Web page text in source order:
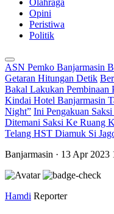
Olahraga
Opini
Peristiwa
Politik
ASN Pemko Banjarmasin
Getaran Hitungan Detik
Bakal Lakukan Pembinaan
Kindai Hotel Banjarmasin
Night” Ini Pengakuan
Ditemani Saksi Ke Ruang
Telang HST Diamuk Si
Banjarmasin · 13 Apr 2023
Hamdi Reporter